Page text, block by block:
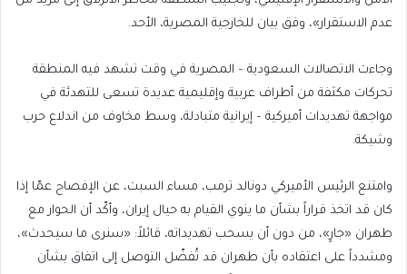
عدم الاستقرار»، وفق بيان للخارجية المصرية، الأحد.
وجاءت الاتصالات السعودية – المصرية في وقت تشهد فيه المنطقة
تحركات مكثفة من أطراف عربية وإقليمية عديدة تسعى للتهدئة في
مواجهة تهديدات أميركية – إيرانية متبادلة، وسط مخاوف من اندلاع حرب
وشيكة.
وامتنع الرئيس الأميركي دونالد ترمب، مساء السبت، عن الإفصاح عمّا إذا
كان قد اتخذ قراراً بشأن ما ينوي القيام به حيال إيران، وأكّد أن الحوار مع
طهران «جارٍ»، من دون أن يسحب تهديداته، قائلاً: «سنرى ما سيحدث»،
ومشدداً على اعتقاده بأن طهران قد تُفضّل التوصل إلى اتفاق بشأن